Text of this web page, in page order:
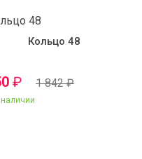
Кольцо 48
₽ 1 842₽
наличии